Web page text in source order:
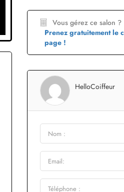
Vous gérez ce salon ?
Prenez gratuitement le
page !
HelloCoiffeur